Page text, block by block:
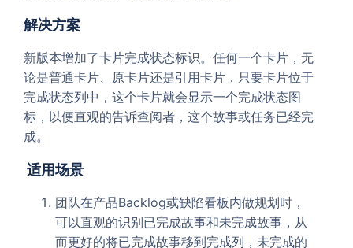
解决方案
新版本增加了卡片完成状态标识。任何一个卡片，无
论是普通卡片、原卡片还是引用卡片，只要卡片位于
完成状态列中，这个卡片就会显示一个完成状态图
标，以便直观的告诉查阅者，这个故事或任务已经完
成。
适用场景
团队在产品Backlog或缺陷看板内做规划时，
可以直观的识别已完成故事和未完成故事，从
而更好的将已完成故事移到完成列，未完成的